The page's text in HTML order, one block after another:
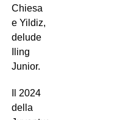
Chiesa
e Yildiz,
delude
Iling
Junior.
Il 2024
della